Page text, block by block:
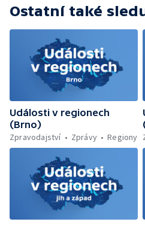
lesa u
Náchodsku
Libíně —
polovině —
Wonkův
Václava
— V Plzni
Ostatní také
Události v regionech
(Brno)
Zpravodajství
Zprávy Regiony